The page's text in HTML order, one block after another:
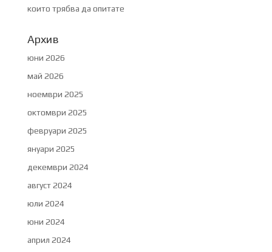
които трябва да опитате
Архив
юни 2026
май 2026
ноември 2025
октомври 2025
февруари 2025
януари 2025
декември 2024
август 2024
юли 2024
юни 2024
април 2024